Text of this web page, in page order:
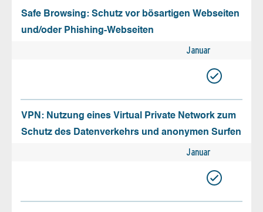
Safe Browsing: Schutz vor bösartigen Webseiten
und/oder Phishing-Webseiten
Januar
VPN: Nutzung eines Virtual Private Network zum
Schutz des Datenverkehrs und anonymen Surfen
Januar